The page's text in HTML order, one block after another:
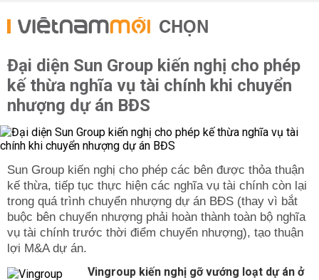
CHỌN
Đại diện Sun Group kiến nghị cho phép
kế thừa nghĩa vụ tài chính khi chuyển
nhượng dự án BĐS
Sun Group kiến nghị cho phép các bên được thỏa thuận
kế thừa, tiếp tục thực hiện các nghĩa vụ tài chính còn lại
trong quá trình chuyển nhượng dự án BĐS (thay vì bắt
buộc bên chuyển nhượng phải hoàn thành toàn bộ nghĩa
vụ tài chính trước thời điểm chuyển nhượng), tạo thuận
lợi M&A dự án.
Vingroup kiến nghị gỡ vướng loạt dự án ở